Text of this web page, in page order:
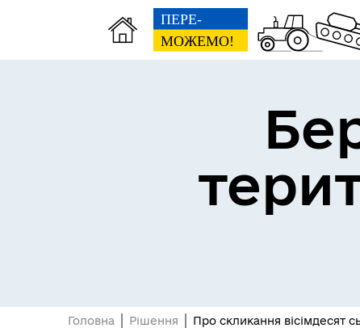
Головна Рішення Про скликання вісімдесят